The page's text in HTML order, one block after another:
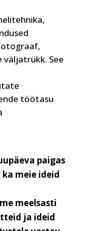
See
töötasu
paigas
meie ideid
meelsasti
ja ideid